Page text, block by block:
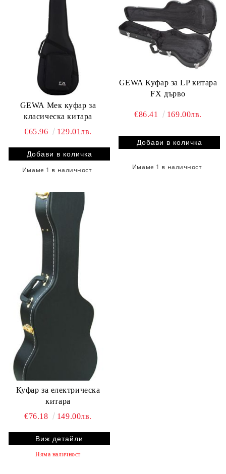
GEWA Мек куфар за
класическа китара
€65.96
129.01лв.
Имаме 1 в наличност
GEWA Куфар за LP китара
FX дърво
€86.41 169.00лв.
Имаме 1 в наличност
Куфар за електрическа
китара
€76.18
149.00лв.
Виж детайли
Няма наличност